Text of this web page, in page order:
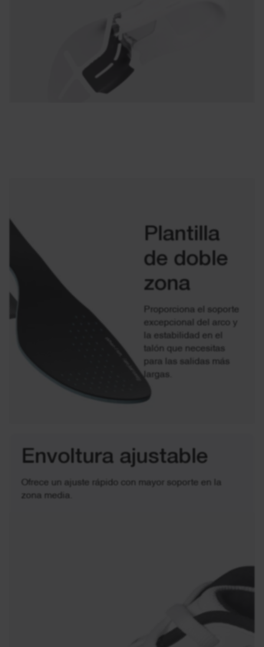
Plantilla
de doble
zona
Proporciona el soporte
excepcional del arco y
la estabilidad en el
talón que necesitas
para las salidas más
largas.
Envoltura ajustable
Ofrece un ajuste rápido con mayor soporte en la
zona media.